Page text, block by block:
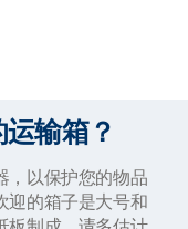
输箱？
，以保护您的物品
迎的箱子是大号和